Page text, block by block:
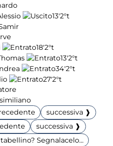
13'2°t
18'2°t
13'2°t
34'2°t
27'2°t
successiva ❱
successiva ❱
Segnalacelo...